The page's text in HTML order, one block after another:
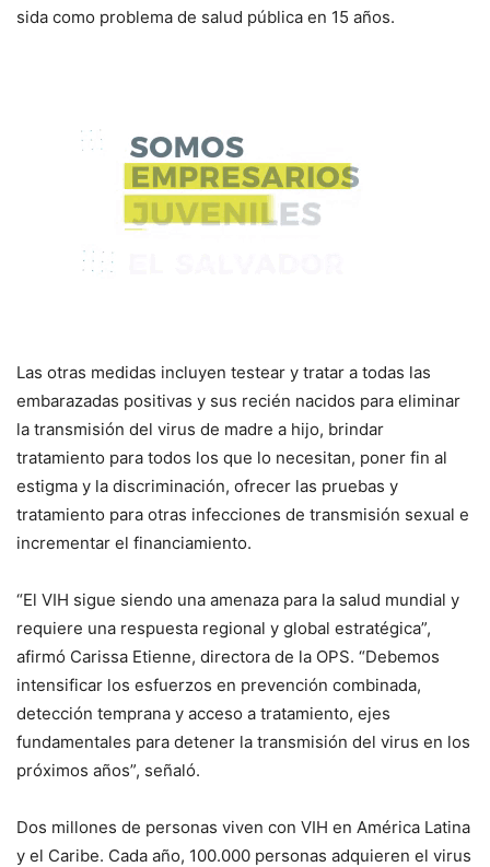
sida como problema de salud pública en 15 años.
Las otras medidas incluyen testear y tratar a todas las
embarazadas positivas y sus recién nacidos para eliminar
la transmisión del virus de madre a hijo, brindar
tratamiento para todos los que lo necesitan, poner fin al
estigma y la discriminación, ofrecer las pruebas y
tratamiento para otras infecciones de transmisión sexual e
incrementar el financiamiento.
“El VIH sigue siendo una amenaza para la salud mundial y
requiere una respuesta regional y global estratégica”,
afirmó Carissa Etienne, directora de la OPS. “Debemos
intensificar los esfuerzos en prevención combinada,
detección temprana y acceso a tratamiento, ejes
fundamentales para detener la transmisión del virus en los
próximos años”, señaló.
Dos millones de personas viven con VIH en América Latina
y el Caribe. Cada año, 100.000 personas adquieren el virus